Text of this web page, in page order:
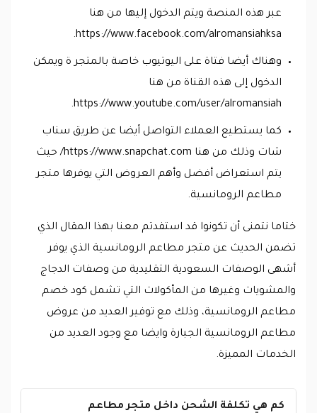
عبر هذه المنصة ويتم الدخول إليها من هنا
https://www.facebook.com/alromansiahksa.
وهناك أيضا فتاة على اليوتيوب خاصة بالمتجر ة ويمكن
الدخول إلى هذه القناة من هنا
https://www.youtube.com/user/alromansiah.
كما يستطيع العملاء التواصل أيضا عن طريق سناب
شات وذلك من هنا https://www.snapchat.com/ حيث
يتم استعراض أفضل وأهم العروض التي يوفرها متجر
مطاعم الرومانسية.
ختاما نتمنى أن تكونوا قد استفدتم معنا بهذا المقال الذي
تضمن الحديث عن متجر مطاعم الرومانسية الذي يوفر
أشهى الوصفات السعودية التقليدية من وصفات الدجاج
والمشويات وغيرها من المأكولات التي تشمل كود خصم
مطاعم الرومانسية، وذلك مع توفير العديد من عروض
مطاعم الرومانسية الجبارة وايضا مع وجود العديد من
الخدمات المميزة.
كم هي تكلفة الشحن داخل متجر مطاعم